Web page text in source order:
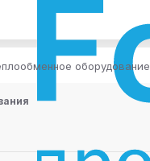
оборудование